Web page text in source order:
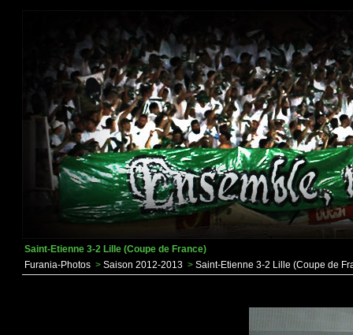
Saint-Etienne 3-2 Lille (Coupe de France)
Furania-Photos > Saison 2012-2013 > Saint-Etienne 3-2 Lille (Coupe de